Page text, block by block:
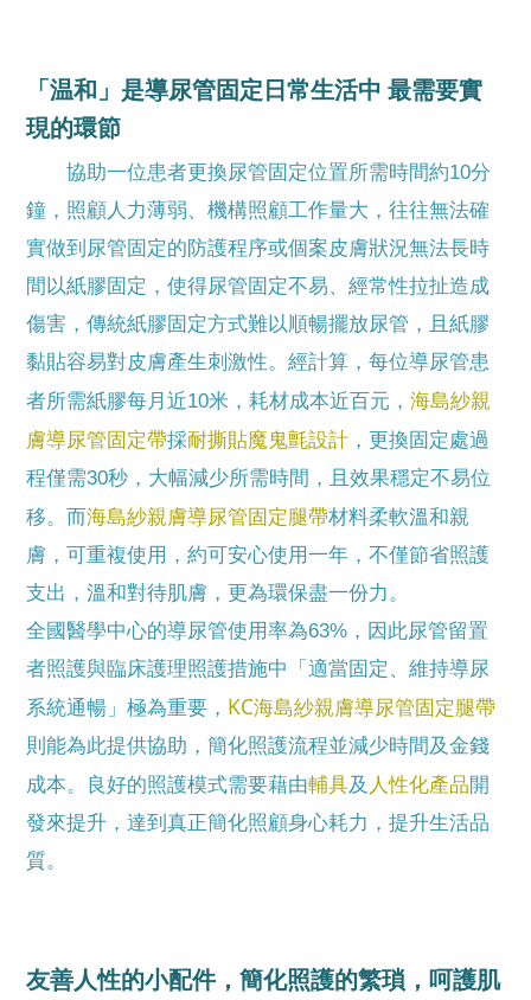
「温和」是導尿管固定日常生活中 最需要實
現的環節
協助一位患者更換尿管固定位置所需時間約10分
鐘，照顧人力薄弱、機構照顧工作量大，往往無法確
實做到尿管固定的防護程序或個案皮膚狀況無法長時
間以紙膠固定，使得尿管固定不易、經常性拉扯造成
傷害，傳統紙膠固定方式難以順暢擺放尿管，且紙膠
黏貼容易對皮膚產生刺激性。經計算，每位導尿管患
者所需紙膠每月近10米，耗材成本近百元， 海島紗親
膚導尿管固定帶採耐撕貼魔鬼氈設計 ，更換固定處過
程僅需30秒，大幅減少所需時間，且效果穩定不易位
移。而海島紗親膚導尿管固定腿帶材料柔軟溫和親
膚，可重複使用，約可安心使用一年，不僅節省照護
支出，溫和對待肌膚，更為環保盡一份力。
全國醫學中心的導尿管使用率為63%，因此尿管留置
者照護與臨床護理照護措施中「適當固定、維持導尿
系統通暢」極為重要， KC海島紗親膚導尿管固定腿帶
則能為此提供協助，簡化照護流程並減少時間及金錢
成本。良好的照護模式需要藉由輔具及 人性化產品開
發來提升，達到真正簡化照顧身心耗力，提升生活品
質。
友善人性的小配件，簡化照護的繁瑣，呵護肌